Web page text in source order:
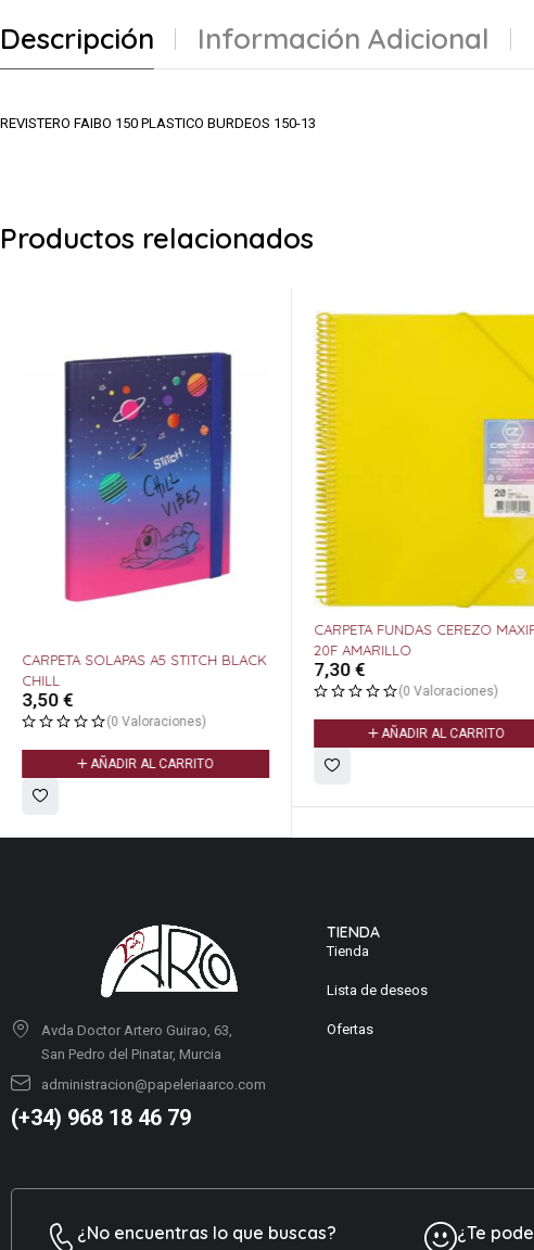
Descripción Información Adicional
REVISTERO FAIBO 150 PLASTICO BURDEOS 150-13
Productos relacionados
CARPETA SOLAPAS A5 STITCH BLACK
CHILL
3,50 €
(0 Valoraciones)
AÑADIR AL CARRITO
CARPETA FUNDAS CEREZO
20F AMARILLO
7,30 €
(0 Valoraciones)
AÑADIR AL CARRITO
Avda Doctor Artero Guirao, 63,
San Pedro del Pinatar, Murcia
administracion@papeleriaarco.com
(+34) 968 18 46 79
TIENDA
Tienda
Lista de deseos
Ofertas
¿No encuentras lo que buscas? ¿Te